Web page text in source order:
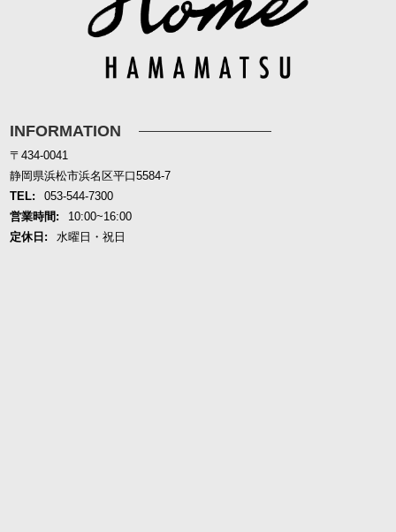
INFORMATION
〒434-0041
静岡県浜松市浜名区平口5584-7
TEL:
053-544-7300
営業時間:
10:00~16:00
定休日:
水曜日・祝日